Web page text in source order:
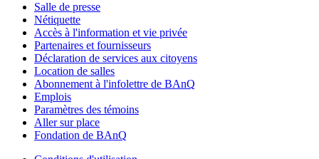
Salle de presse
Nétiquette
Accès à l'information et vie privée
Partenaires et fournisseurs
Déclaration de services aux citoyens
Location de salles
Abonnement à l'infolettre de BAnQ
Emplois
Paramètres des témoins
Aller sur place
Fondation de BAnQ